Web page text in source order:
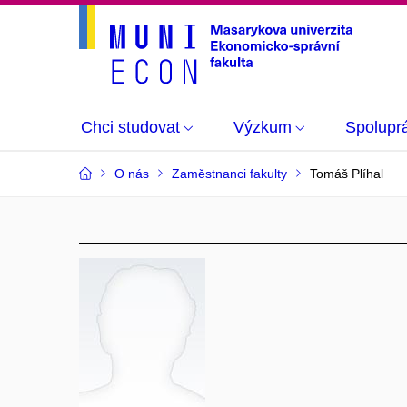
Chci studovat Výzkum
O nás Zaměstnanci fakulty Tomáš Plíhal